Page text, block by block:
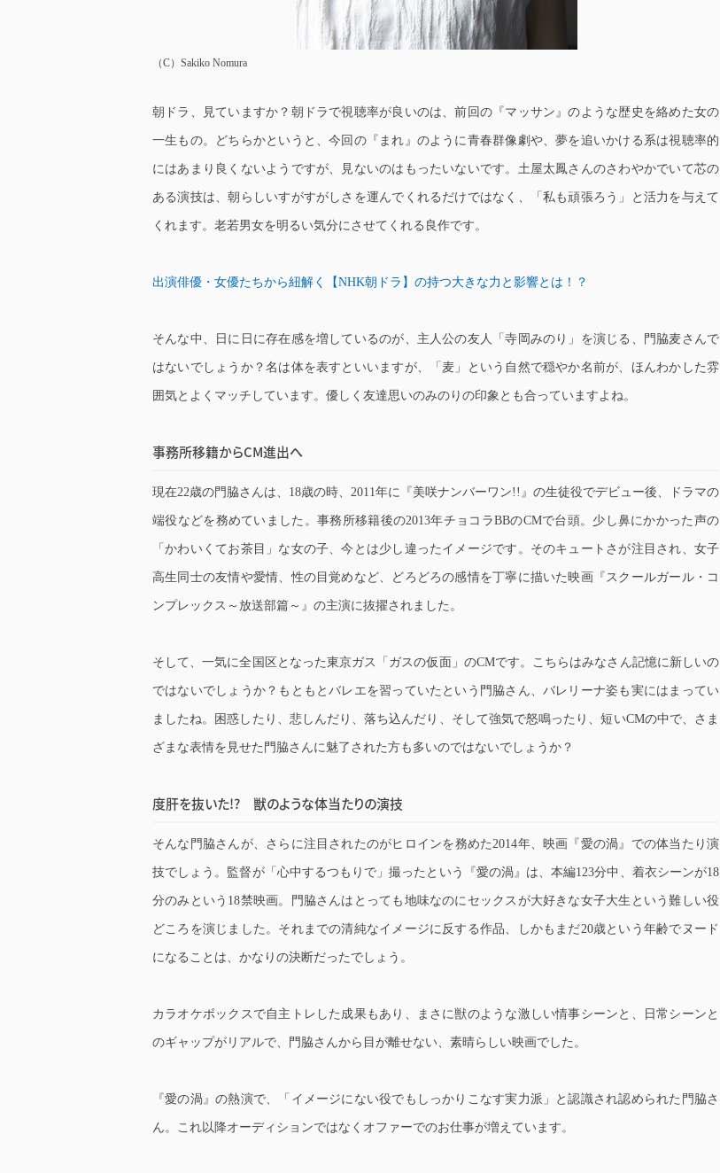
（C）Sakiko Nomura
朝ドラ、見ていますか？朝ドラで視聴率が良いのは、前回の『マッサン』のような歴史を絡めた女の
一生もの。どちらかというと、今回の『まれ』のように青春群像劇や、夢を追いかける系は視聴率的
にはあまり良くないようですが、見ないのはもったいないです。土屋太鳳さんのさわやかでいて芯の
ある演技は、朝らしいすがすがしさを運んでくれるだけではなく、「私も頑張ろう」と活力を与えて
くれます。老若男女を明るい気分にさせてくれる良作です。
出演俳優・女優たちから紐解く【NHK朝ドラ】の持つ大きな力と影響とは！？
そんな中、日に日に存在感を増しているのが、主人公の友人「寺岡みのり」を演じる、門脇麦さんで
はないでしょうか？名は体を表すといいますが、「麦」という自然で穏やか名前が、ほんわかした雰
囲気とよくマッチしています。優しく友達思いのみのりの印象とも合っていますよね。
事務所移籍からCM進出へ
現在22歳の門脇さんは、18歳の時、2011年に『美咲ナンバーワン!!』の生徒役でデビュー後、ドラマの
端役などを務めていました。事務所移籍後の2013年チョコラBBのCMで台頭。少し鼻にかかった声の
「かわいくてお茶目」な女の子、今とは少し違ったイメージです。そのキュートさが注目され、女子
高生同士の友情や愛情、性の目覚めなど、どろどろの感情を丁寧に描いた映画『スクールガール・コ
ンプレックス～放送部篇～』の主演に抜擢されました。
そして、一気に全国区となった東京ガス「ガスの仮面」のCMです。こちらはみなさん記憶に新しいの
ではないでしょうか？もともとバレエを習っていたという門脇さん、バレリーナ姿も実にはまってい
ましたね。困惑したり、悲しんだり、落ち込んだり、そして強気で怒鳴ったり、短いCMの中で、さま
ざまな表情を見せた門脇さんに魅了された方も多いのではないでしょうか？
度肝を抜いた!? 獣のような体当たりの演技
そんな門脇さんが、さらに注目されたのがヒロインを務めた2014年、映画『愛の渦』での体当たり演
技でしょう。監督が「心中するつもりで」撮ったという『愛の渦』は、本編123分中、着衣シーンが18
分のみという18禁映画。門脇さんはとっても地味なのにセックスが大好きな女子大生という難しい役
どころを演じました。それまでの清純なイメージに反する作品、しかもまだ20歳という年齢でヌード
になることは、かなりの決断だったでしょう。
カラオケボックスで自主トレした成果もあり、まさに獣のような激しい情事シーンと、日常シーンと
のギャップがリアルで、門脇さんから目が離せない、素晴らしい映画でした。
『愛の渦』の熱演で、「イメージにない役でもしっかりこなす実力派」と認識され認められた門脇さ
ん。これ以降オーディションではなくオファーでのお仕事が増えています。